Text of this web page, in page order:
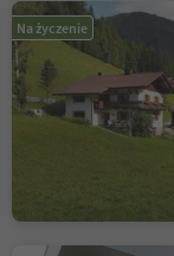
Na życzenie